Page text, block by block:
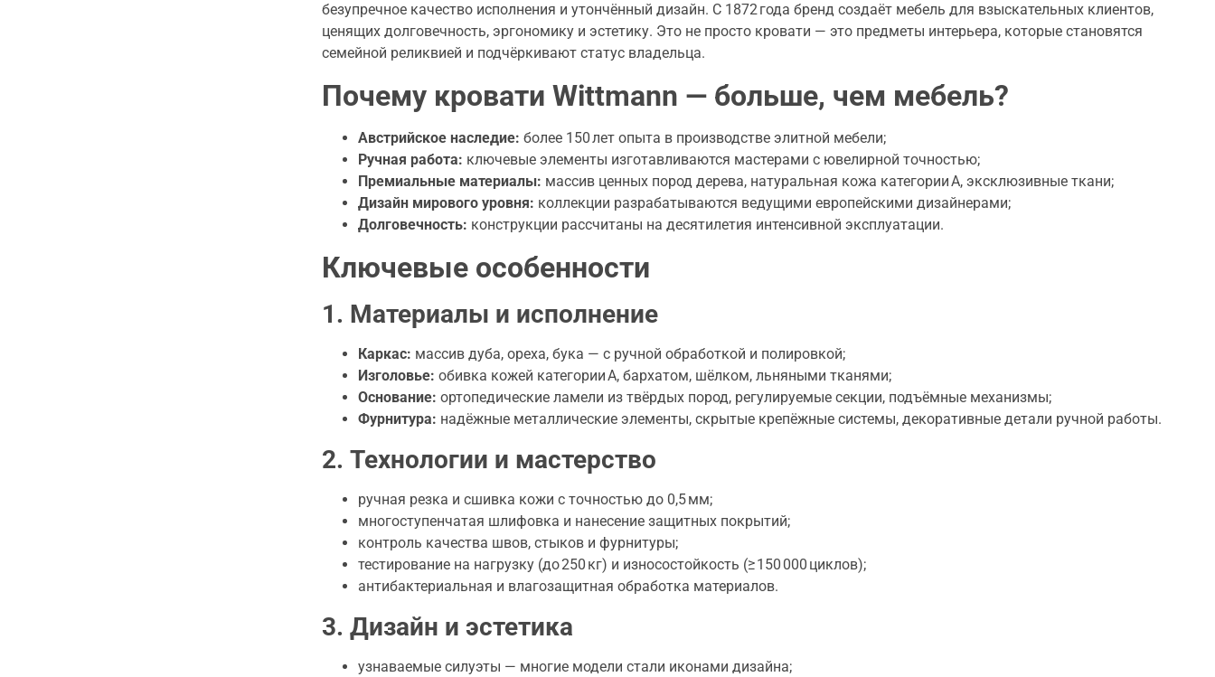
безупречное качество исполнения и утончённый дизайн. С 1872 года бренд создаёт мебель для взыскательных клиентов,
ценящих долговечность, эргономику и эстетику. Это не просто кровати — это предметы интерьера, которые становятся
семейной реликвией и подчёркивают статус владельца.
Почему кровати Wittmann — больше, чем мебель?
Австрийское наследие: более 150 лет опыта в производстве элитной мебели;
Ручная работа: ключевые элементы изготавливаются мастерами с ювелирной точностью;
Премиальные материалы: массив ценных пород дерева, натуральная кожа категории A, эксклюзивные ткани;
Дизайн мирового уровня: коллекции разрабатываются ведущими европейскими дизайнерами;
Долговечность: конструкции рассчитаны на десятилетия интенсивной эксплуатации.
Ключевые особенности
1. Материалы и исполнение
Каркас: массив дуба, ореха, бука — с ручной обработкой и полировкой;
Изголовье: обивка кожей категории A, бархатом, шёлком, льняными тканями;
Основание: ортопедические ламели из твёрдых пород, регулируемые секции, подъёмные механизмы;
Фурнитура: надёжные металлические элементы, скрытые крепёжные системы, декоративные детали ручной работы.
2. Технологии и мастерство
ручная резка и сшивка кожи с точностью до 0,5 мм;
многоступенчатая шлифовка и нанесение защитных покрытий;
контроль качества швов, стыков и фурнитуры;
тестирование на нагрузку (до 250 кг) и износостойкость (≥ 150 000 циклов);
антибактериальная и влагозащитная обработка материалов.
3. Дизайн и эстетика
узнаваемые силуэты — многие модели стали иконами дизайна;